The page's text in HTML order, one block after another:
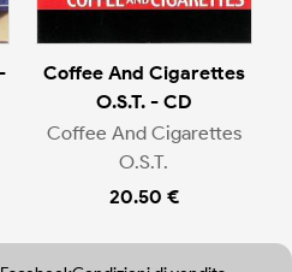
Coffee And Cigarettes
O.S.T. - CD
Coffee And Cigarettes
O.S.T.
20.50 €